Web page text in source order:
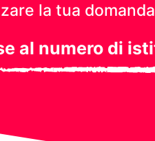
la tua
al numero di